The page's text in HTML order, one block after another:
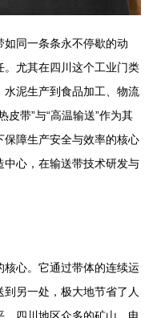
同一条条永不停歇的动
。尤其在四川这个工业门类
泥生产到食品加工、物流
皮带”与“高温输送”作为其
障生产安全与效率的核心
心，在输送带技术研发与
心。它通过带体的连续运
另一处，极大地节省了人